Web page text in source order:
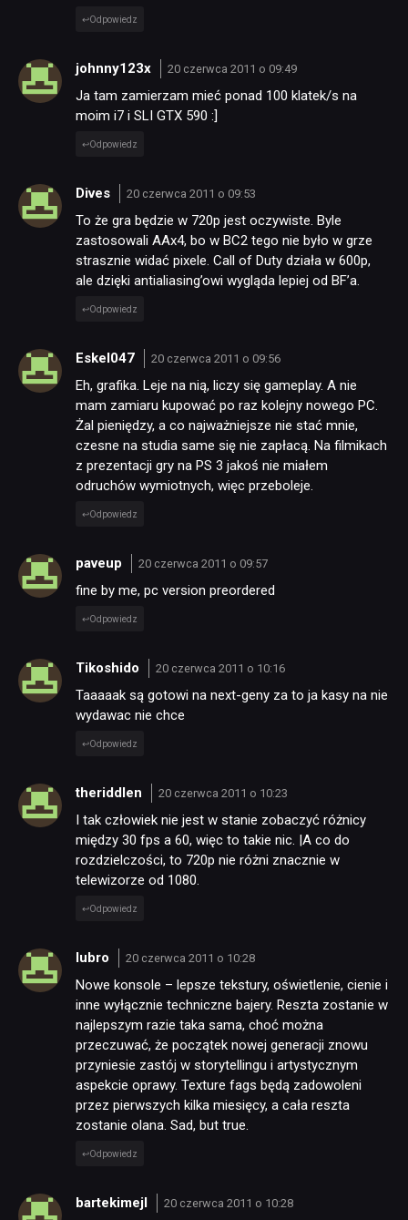
Odpowiedz
johnny123x 20 czerwca 2011 o 09:49
Ja tam zamierzam mieć ponad 100 klatek/s na
moim i7 i SLI GTX 590 :]
Odpowiedz
Dives 20 czerwca 2011 o 09:53
To że gra będzie w 720p jest oczywiste. Byle
zastosowali AAx4, bo w BC2 tego nie było w grze
strasznie widać pixele. Call of Duty działa w 600p,
ale dzięki antialiasing’owi wygląda lepiej od BF’a.
Odpowiedz
Eskel047 20 czerwca 2011 o 09:56
Eh, grafika. Leje na nią, liczy się gameplay. A nie
mam zamiaru kupować po raz kolejny nowego PC.
Żal pieniędzy, a co najważniejsze nie stać mnie,
czesne na studia same się nie zapłacą. Na filmikach
z prezentacji gry na PS 3 jakoś nie miałem
odruchów wymiotnych, więc przeboleje.
Odpowiedz
paveup 20 czerwca 2011 o 09:57
fine by me, pc version preordered
Odpowiedz
Tikoshido 20 czerwca 2011 o 10:16
Taaaaak są gotowi na next-geny za to ja kasy na nie
wydawac nie chce
Odpowiedz
theriddlen 20 czerwca 2011 o 10:23
I tak człowiek nie jest w stanie zobaczyć różnicy
między 30 fps a 60, więc to takie nic. |A co do
rozdzielczości, to 720p nie różni znacznie w
telewizorze od 1080.
Odpowiedz
lubro 20 czerwca 2011 o 10:28
Nowe konsole – lepsze tekstury, oświetlenie, cienie i
inne wyłącznie techniczne bajery. Reszta zostanie w
najlepszym razie taka sama, choć można
przeczuwać, że początek nowej generacji znowu
przyniesie zastój w storytellingu i artystycznym
aspekcie oprawy. Texture fags będą zadowoleni
przez pierwszych kilka miesięcy, a cała reszta
zostanie olana. Sad, but true.
Odpowiedz
bartekimejl 20 czerwca 2011 o 10:28